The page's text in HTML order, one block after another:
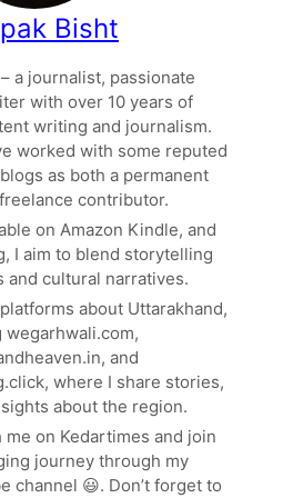
Bisht
a journalist, passionate
with over 10 years of
writing and journalism.
worked with some reputed
as both a permanent
contributor.
on Amazon Kindle, and
I aim to blend storytelling
and cultural narratives.
about Uttarakhand,
wegarhwali.com,
and
where I share stories,
about the region.
me on Kedartimes and join
journey through my
channel 😃. Don’t forget to